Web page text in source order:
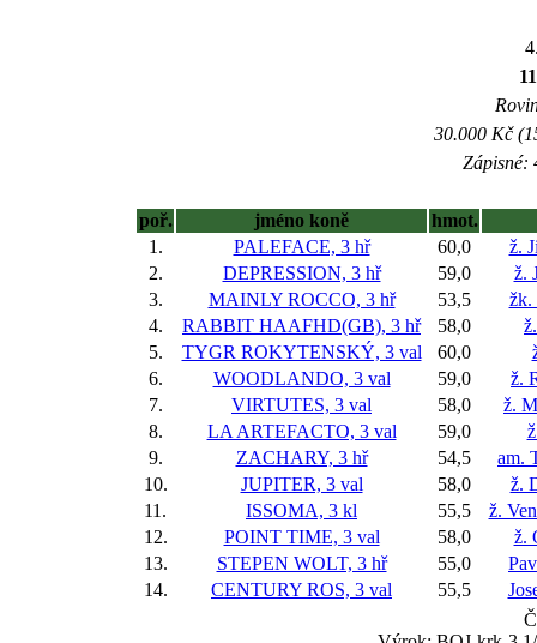
30.000 Kč
Zápisné:
poř. jméno koně
hmot.
1.
PALEFACE, 3 hř 60,0
ž.
2.
DEPRESSION, 3 hř 59,0
ž.
3.
MAINLY ROCCO, 3 hř 53,5
žk.
4.
RABBIT HAAFHD(GB), 3 hř 58,0
5.
TYGR ROKYTENSKÝ, 3 val 60,0
6.
WOODLANDO, 3 val 59,0
ž.
7.
VIRTUTES, 3 val 58,0
ž.
8.
LA ARTEFACTO, 3 val 59,0
9.
ZACHARY, 3 hř 54,5
am.
10.
JUPITER, 3 val 58,0
ž.
11.
ISSOMA, 3 kl 55,5
ž.
12.
POINT TIME, 3 val 58,0
ž.
13.
STEPEN WOLT, 3 hř 55,0
14.
CENTURY ROS, 3 val 55,5